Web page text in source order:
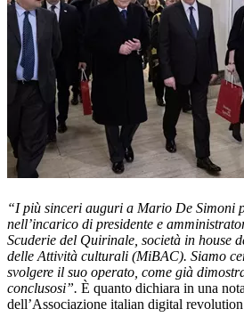
“I più sinceri auguri a Mario De Simoni
nell’incarico di presidente e
Scuderie del Quirinale, società in house
delle Attività culturali (MiBAC). Siamo
svolgere il suo operato, come già
conclusosi”. È quanto dichiara in una
dell’Associazione italian digital